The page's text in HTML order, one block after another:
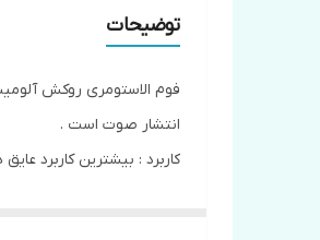
كشور سازنده
توضیحات
فوم الاستومری روکش
انتشار صوت است .
کاربرد : بیشترین کاربرد